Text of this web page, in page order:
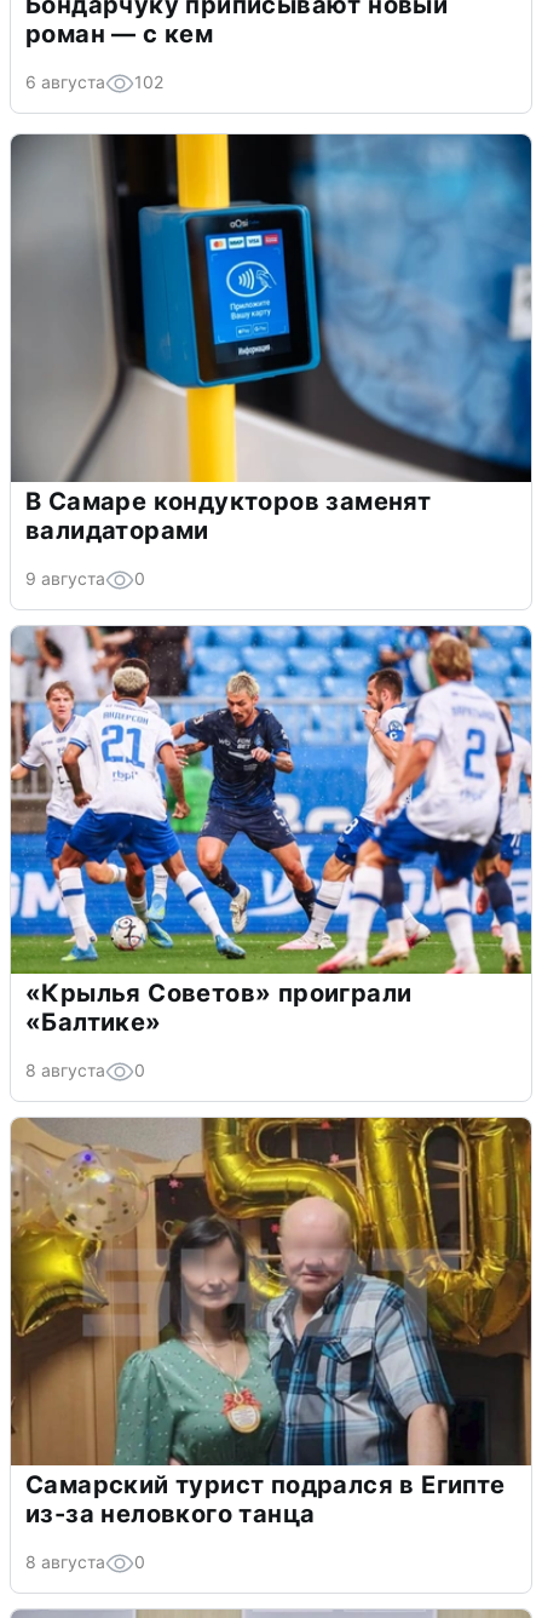
роман — с кем
6 августа 102
В Самаре кондукторов заменят
валидаторами
9 августа 0
«Крылья Советов» проиграли
«Балтике»
8 августа 0
Самарский турист подрался в Египте
из-за неловкого танца
8 августа 0